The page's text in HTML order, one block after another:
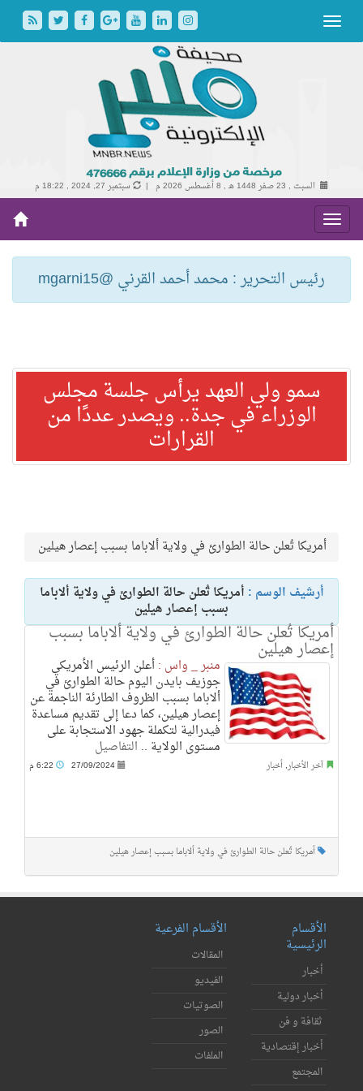
السبت , 23 صفر 1448 هـ , 8 أغسطس 2026 م | سبتمبر 27, 2024 , 18:22 م
رئيس التحرير : محمد أحمد القرني @mgarni15
سمو ولي العهد يرأس جلسة مجلس
الوزراء في جدة.. ويصدر عددًا من
القرارات
أمريكا تُعلن حالة الطوارئ في ولاية ألاباما بسبب إعصار هيلين
أرشيف الوسم : أمريكا تُعلن حالة الطوارئ في ولاية ألاباما
بسبب إعصار هيلين
أمريكا تُعلن حالة الطوارئ في ولاية ألاباما بسبب
إعصار هيلين
منبر _ واس :أعلن الرئيس الأمريكي
جوزيف بايدن اليوم حالة الطوارئ في
ألاباما بسبب الظروف الطارئة الناجمة عن
إعصار هيلين، كما دعا إلى تقديم مساعدة
فيدرالية لتكملة جهود الاستجابة على
مستوى الولاية .. التفاصيل
آخر الأخبار, أخبار 27/09/2024
أمريكا تُعلن حالة الطوارئ في ولاية ألاباما بسبب إعصار هيلين
الأقسام
الرئيسية
أخبار
أخبار دولية
ثقافة و فن
أخبار إقتصادية
المجتمع
الأقسام الفرعية
المقالات
الفيديو
الصوتيات
الصور
الملفات